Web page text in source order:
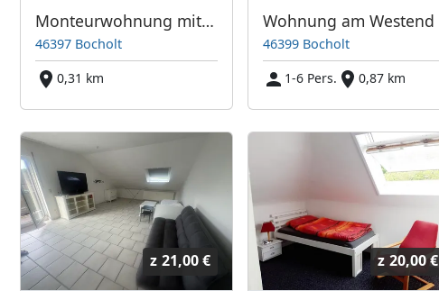
Monteurwohnung mitten in Bocholt
46397 Bocholt
0,31 km
Wohnung am Westend
46399 Bocholt
1-6 Pers.
0,87 km
z 21,00 € z 20,00 €